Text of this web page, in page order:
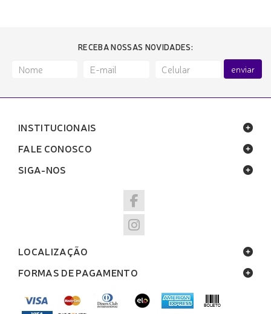
RECEBA NOSSAS NOVIDADES:
enviar
INSTITUCIONAIS
FALE CONOSCO
SIGA-NOS
LOCALIZAÇÃO
FORMAS DE PAGAMENTO